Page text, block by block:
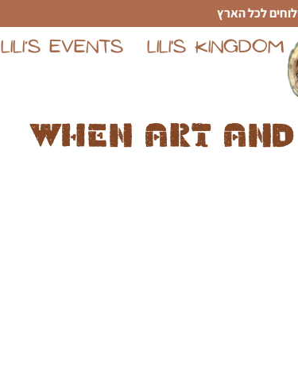
לכל הארץ
LILI'S KINGDOM
LILI’S EVENTS
When art